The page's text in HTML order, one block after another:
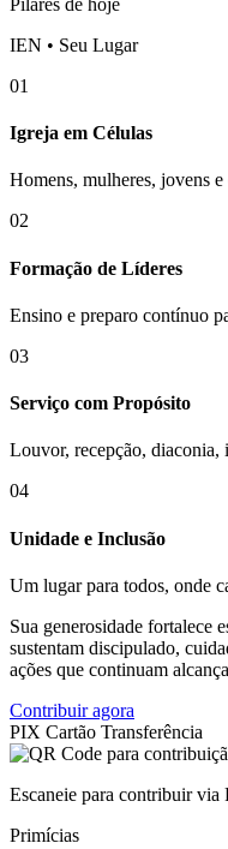
IEN • Seu Lugar
01
Igreja em Células
Homens, mulheres, jovens
02
Formação de Líderes
Ensino e preparo contínuo
03
Serviço com Propósito
Louvor, recepção, diaconia,
04
Unidade e Inclusão
Um lugar para todos, onde
Sua generosidade fortalece
sustentam discipulado,
ações que continuam
Contribuir agora
PIX Cartão Transferência
Escaneie para contribuir via
Primícias